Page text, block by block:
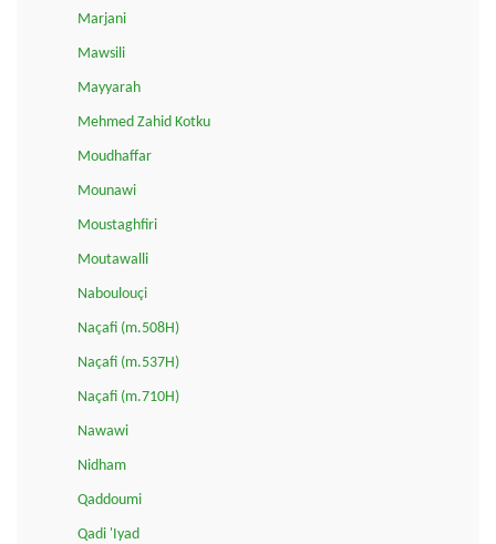
Marjani
Mawsili
Mayyarah
Mehmed Zahid Kotku
Moudhaffar
Mounawi
Moustaghfiri
Moutawalli
Naboulouçi
Naçafi (m.508H)
Naçafi (m.537H)
Naçafi (m.710H)
Nawawi
Nidham
Qaddoumi
Qadi 'Iyad